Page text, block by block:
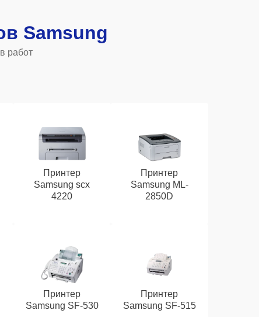
Samsung
работ
Принтер
Samsung scx
4220
Принтер
Samsung ML-
2850D
Принтер
Samsung SF-530
Принтер
Samsung SF-515